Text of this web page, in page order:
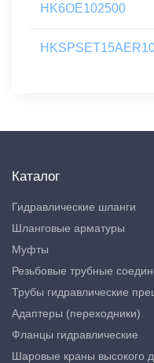
HK6OE102500
Каталог
Гидравлические шланги
Шланговые арматуры
Муфты
Резьбовые трубные
Трубы гидравлические
Адаптеры (переходники)
Фланцы гидравлические
Шаровые краны высокого